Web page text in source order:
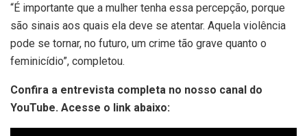
“É importante que a mulher tenha essa percepção, porque
são sinais aos quais ela deve se atentar. Aquela violência
pode se tornar, no futuro, um crime tão grave quanto o
feminicídio”, completou.
Confira a entrevista completa no nosso canal do
YouTube. Acesse o link abaixo: